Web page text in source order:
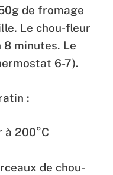
de fromage
Le chou-fleur
8 minutes. Le
6-7).
:
à 200°C
de chou-